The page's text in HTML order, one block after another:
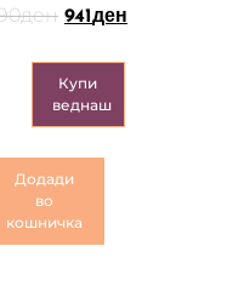
ден 941ден
Купи
веднаш
Додади
во
кошничка